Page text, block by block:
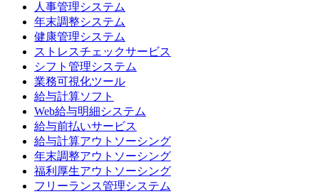
人事管理システム
年末調整システム
健康管理システム
ストレスチェックサービス
シフト管理システム
業務可視化ツール
給与計算ソフト
Web給与明細システム
給与前払いサービス
給与計算アウトソーシング
年末調整アウトソーシング
福利厚生アウトソーシング
フリーランス管理システム